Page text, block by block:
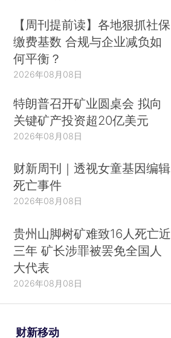
【周刊提前读】各地狠抓社保
缴费基数 合规与企业减负如
何平衡？
2026年08月08日
特朗普召开矿业圆桌会 拟向
关键矿产投资超20亿美元
2026年08月08日
财新周刊｜透视女童基因编辑
死亡事件
2026年08月08日
贵州山脚树矿难致16人死亡近
三年 矿长涉罪被罢免全国人
大代表
2026年08月08日
财新移动